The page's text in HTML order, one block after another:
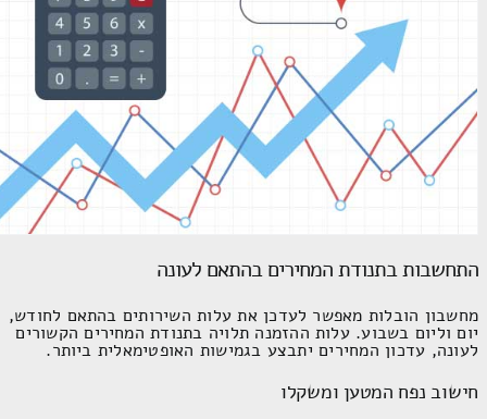
התחשבות בתנודת המחירים בהתאם לעונה
מחשבון הובלות מאפשר לעדכן את עלות השירותים בהתאם לחודש,
יום וליום בשבוע. עלות ההזמנה תלויה בתנודת המחירים הקשורים
לעונה, עדכון המחירים יתבצע בגמישות האופטימאלית ביותר.
חישוב נפח המטען ומשקלו